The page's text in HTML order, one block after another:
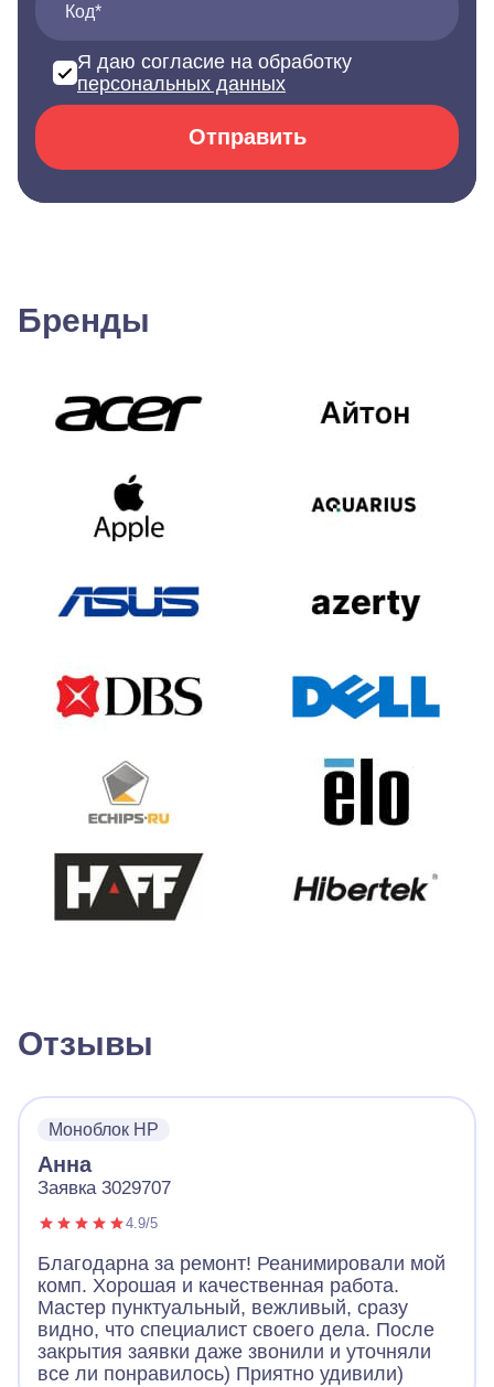
Код*
Я даю согласие на обработку
персональных данных
Отправить
Бренды
Отзывы
Моноблок HP
Анна
Заявка 3029707
4.9/5
Благодарна за ремонт! Реанимировали мой
комп. Хорошая и качественная работа.
Мастер пунктуальный, вежливый, сразу
видно, что специалист своего дела. После
закрытия заявки даже звонили и уточняли
все ли понравилось) Приятно удивили)